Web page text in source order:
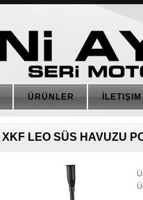
ÜRÜNLER İLETIŞIM
XKF LEO SÜS HAVUZU